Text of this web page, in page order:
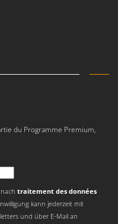
du Programme Premium,
traitement des données
kann jederzeit mit
und über E-Mail an